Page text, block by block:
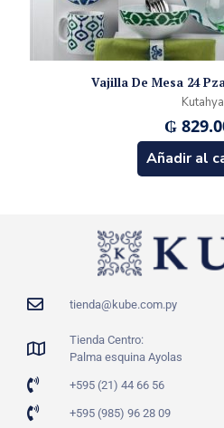
Vajilla De Mesa 24
Kutahya
₲
Añadir al
tienda@kube.com.py
Tienda Centro:
Palma esquina Ayolas
+595 (21) 44 66 56
+595 (985) 96 28 09